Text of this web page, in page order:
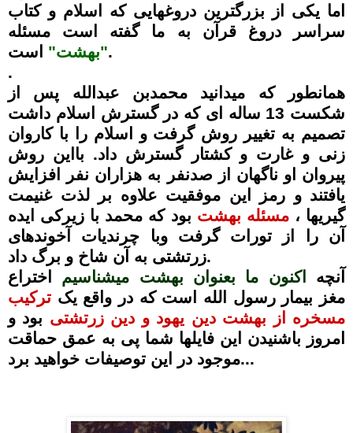
اما یکی از بزرگترین دروغهایی که اسلام و کتاب
سراسر دروغ قرآن به ما گفته است مسئله
"بهشت"است.
.
همانطور که میدانید محمدبن عبدالله پس از
شکست 13 ساله ای که در گسترش اسلام داشت
تصمیم به تغییر روش گرفت و اسلام را با کاروان
زنی و غارت و کشتار گسترش داد. بااین روش
پیروان او ناگهان از صدنفر به هزاران نفر افزایش
یافتند و رمز این موفقیت علاوه بر لذت غنیمت
گیریها ،مسئله بهشت بود که محمد با زیرکی ایده
آن را از تورات گرفت وبا چرندیات آخوندهای
زرتشتی به آن شاخ و برگ داد.
آنچه
اکنون ما بعنوان بهشت میشناسیم
اختراع
مغز بیمار رسول الله است که در واقع یک ترکیب
مسخره از بهشت دین یهود و دین زرتشتی بود و
امروز باشنیدن این فایلها شما پی به عمق حماقت
موجود در این توصیفات خواهید برد...